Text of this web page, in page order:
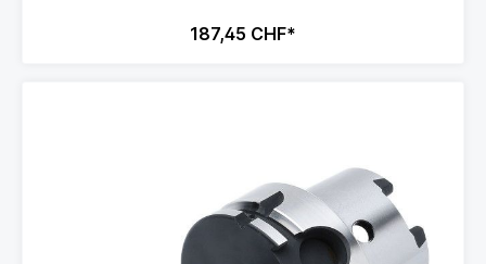
187,45 CHF*